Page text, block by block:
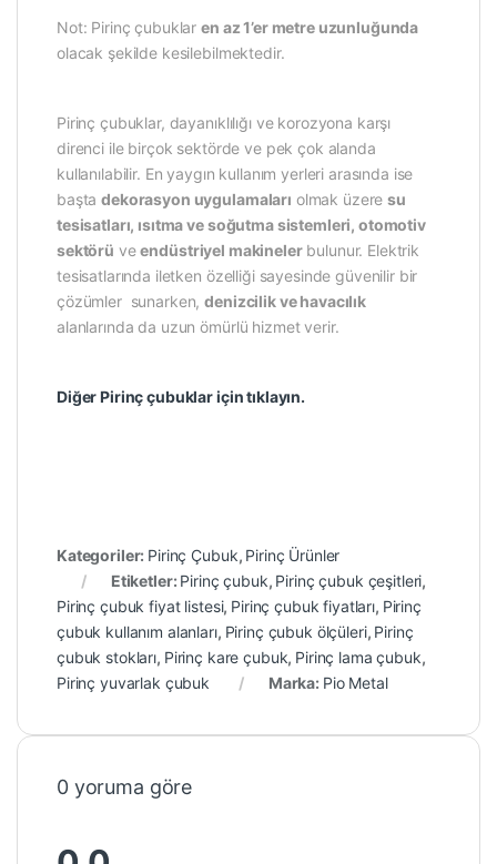
Not: Pirinç çubuklaren az 1’er metre uzunluğunda
olacak şekilde kesilebilmektedir.
Pirinç çubuklar, dayanıklılığı ve korozyona karşı
direnci ile birçok sektörde ve pek çok alanda
kullanılabilir. En yaygın kullanım yerleri arasında ise
baştadekorasyon uygulamaları olmak üzeresu
tesisatları, ısıtma ve soğutma sistemleri, otomotiv
sektörü veendüstriyel makinelerbulunur. Elektrik
tesisatlarında iletken özelliği sayesinde güvenilir bir
çözümler sunarken,denizcilik ve havacılık
alanlarında da uzun ömürlü hizmet verir.
Diğer Pirinç çubuklar için tıklayın.
Kategoriler: Pirinç Çubuk, Pirinç Ürünler
Etiketler: Pirinç çubuk, Pirinç çubuk çeşitleri,
Pirinç çubuk fiyat listesi, Pirinç çubuk fiyatları, Pirinç
çubuk kullanım alanları, Pirinç çubuk ölçüleri, Pirinç
çubuk stokları, Pirinç kare çubuk, Pirinç lama çubuk,
Pirinç yuvarlak çubuk
Marka: Pio Metal
0 yoruma göre